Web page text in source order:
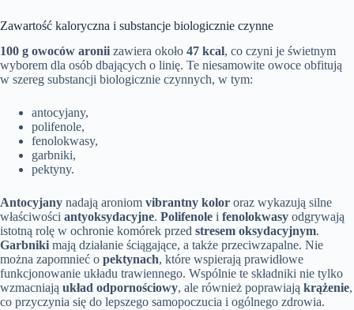
Zawartość kaloryczna i substancje biologicznie czynne
100 g owoców aronii zawiera około 47 kcal, co czyni je świetnym
wyborem dla osób dbających o linię. Te niesamowite owoce obfitują
w szereg substancji biologicznie czynnych, w tym:
antocyjany,
polifenole,
fenolokwasy,
garbniki,
pektyny.
Antocyjany nadają aroniom vibrantny kolor oraz wykazują silne
właściwości antyoksydacyjne. Polifenole i fenolokwasy odgrywają
istotną rolę w ochronie komórek przed stresem oksydacyjnym.
Garbniki mają działanie ściągające, a także przeciwzapalne. Nie
można zapomnieć o pektynach, które wspierają prawidłowe
funkcjonowanie układu trawiennego. Wspólnie te składniki nie tylko
wzmacniają układ odpornościowy, ale również poprawiają krążenie,
co przyczynia się do lepszego samopoczucia i ogólnego zdrowia.